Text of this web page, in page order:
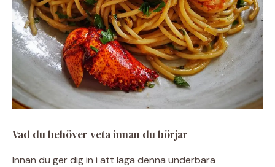
Vad du behöver veta innan du börjar
Innan du ger dig in i att laga denna underbara